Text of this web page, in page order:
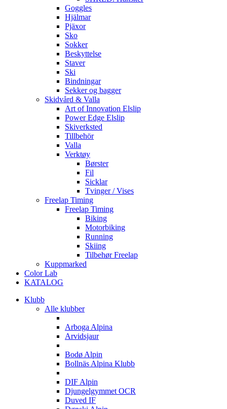
Goggles
Hjälmar
Pjäxor
Sko
Sokker
Beskyttelse
Staver
Ski
Bindningar
Sekker og bagger
Skidvård & Valla
Art of Innovation Elslip
Power Edge Elslip
Skiverksted
Tillbehör
Valla
Verktøy
Børster
Fil
Sicklar
Tvinger / Vises
Freelap Timing
Freelap Timing
Biking
Motorbiking
Running
Skiing
Tilbehør Freelap
Kuppmarked
Color Lab
KATALOG
Klubb
Alle klubber
Arboga Alpina
Arvidsjaur
Bodø Alpin
Bollnäs Alpina Klubb
DIF Alpin
Djungelgymmet OCR
Duved IF